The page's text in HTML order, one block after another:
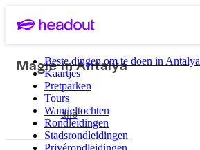
Beste dingen om te doen in Antalya
Kaartjes
Pretparken
Tours
Wandeltochten
Rondleidingen
Stadsrondleidingen
Privérondleidingen
Magie in Antalya
alle